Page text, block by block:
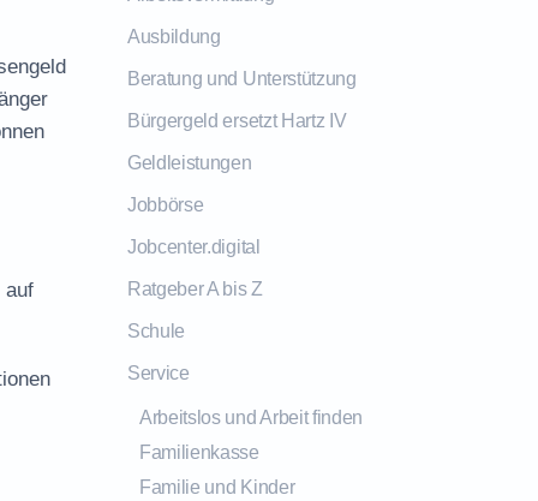
auf
Ausbildung
Beratung und Unterstützung
Bürgergeld ersetzt Hartz IV
Geldleistungen
Jobbörse
Jobcenter.digital
Ratgeber A bis Z
Schule
Service
Arbeitslos und Arbeit finden
Familienkasse
Familie und Kinder